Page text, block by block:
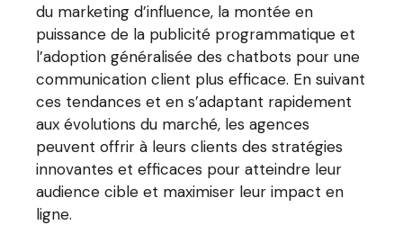
du marketing d’influence, la montée en
puissance de la publicité programmatique et
l’adoption généralisée des chatbots pour une
communication client plus efficace. En suivant
ces tendances et en s’adaptant rapidement
aux évolutions du marché, les agences
peuvent offrir à leurs clients des stratégies
innovantes et efficaces pour atteindre leur
audience cible et maximiser leur impact en
ligne.